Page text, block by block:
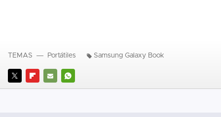
TWITTERFLIPBOARD
E- WHATSAPP
TEMAS Portátiles Samsung Galaxy Book